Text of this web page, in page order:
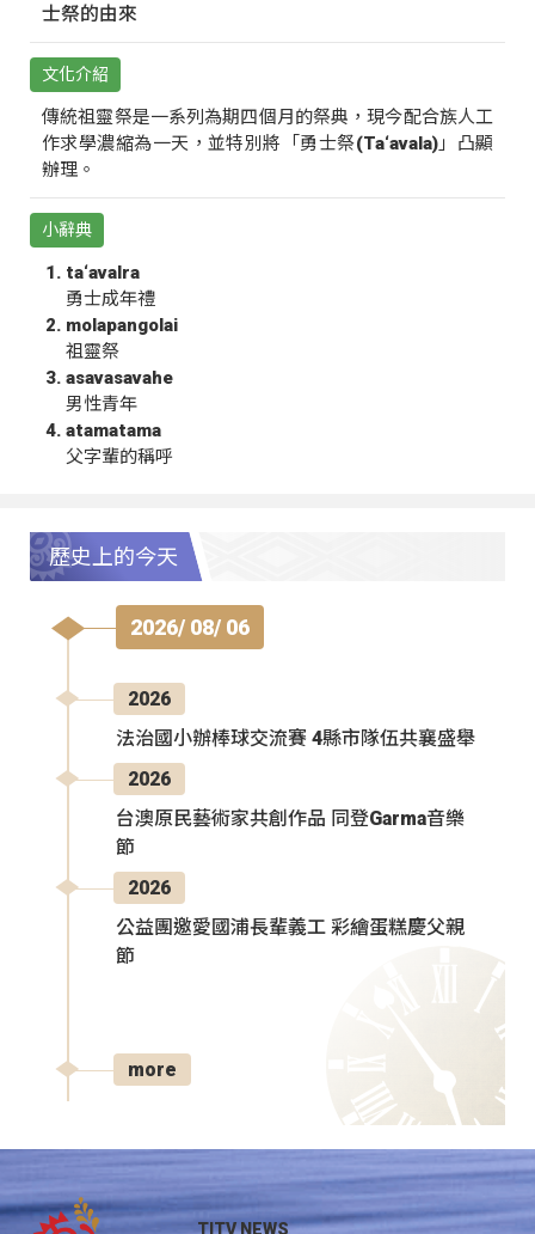
士祭的由來
文化介紹
傳統祖靈祭是一系列為期四個月的祭典，現今配合族人工
作求學濃縮為一天，並特別將「勇士祭(Ta‘avala)」凸顯
辦理。
小辭典
ta‘avalra
勇士成年禮
molapangolai
祖靈祭
asavasavahe
男性青年
atamatama
父字輩的稱呼
歷史上的今天
2026/ 08/ 06
2026
法治國小辦棒球交流賽 4縣市隊伍共襄盛舉
2026
台澳原民藝術家共創作品 同登Garma音樂
節
2026
公益團邀愛國浦長輩義工 彩繪蛋糕慶父親
節
more
TITV NEWS